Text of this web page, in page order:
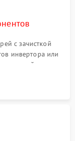
с зачисткой
инвертора или
дорожек и